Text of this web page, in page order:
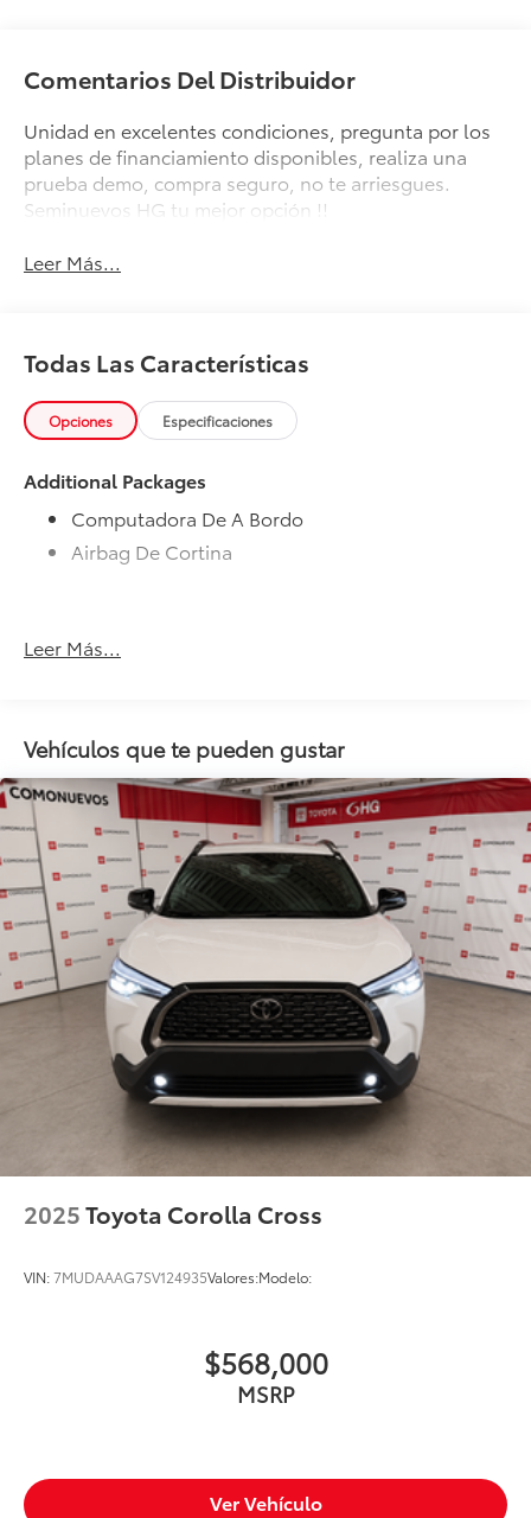
Comentarios Del Distribuidor
Unidad en excelentes condiciones, pregunta por los
planes de financiamiento disponibles, realiza una
prueba demo, compra seguro, no te arriesgues.
Seminuevos HG tu mejor opción !!
Leer Más...
Todas Las Características
Opciones Especificaciones
Additional Packages
Computadora De A Bordo
Airbag De Cortina
Leer Más...
Vehículos que te pueden gustar
2025Toyota Corolla Cross
VIN:7MUDAAAG7SV124935Valores:Modelo:
$568,000
MSRP
Ver Vehículo